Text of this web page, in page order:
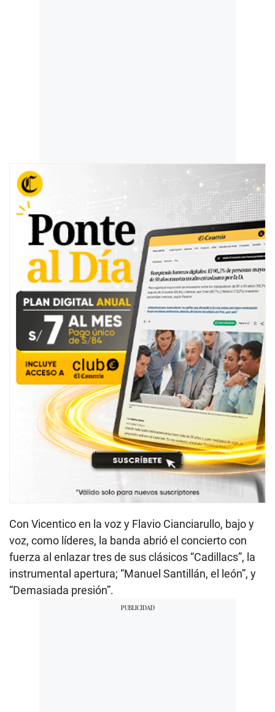
Con Vicentico en la voz y Flavio Cianciarullo, bajo y
voz, como líderes, la banda abrió el concierto con
fuerza al enlazar tres de sus clásicos “Cadillacs”, la
instrumental apertura; “Manuel Santillán, el león”, y
“Demasiada presión”.